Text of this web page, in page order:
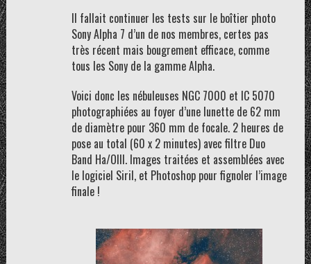
Il fallait continuer les tests sur le boîtier photo
Sony Alpha 7 d’un de nos membres, certes pas
très récent mais bougrement efficace, comme
tous les Sony de la gamme Alpha.
Voici donc les nébuleuses NGC 7000 et IC 5070
photographiées au foyer d’une lunette de 62 mm
de diamètre pour 360 mm de focale. 2 heures de
pose au total (60 x 2 minutes) avec filtre Duo
Band Ha/OIII. Images traitées et assemblées avec
le logiciel Siril, et Photoshop pour fignoler l’image
finale !